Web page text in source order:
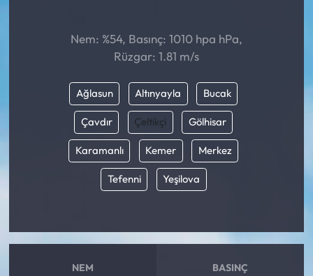
Nem: %54, Basınç: 1010 hpa hPa,
Rüzgar: 1.81 m/s
Ağlasun Altınyayla Bucak
Çavdır Çeltikçi Gölhisar
Karamanlı Kemer Merkez
Tefenni Yeşilova
NEM BASINÇ